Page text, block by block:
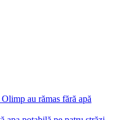
au rămas fără apă